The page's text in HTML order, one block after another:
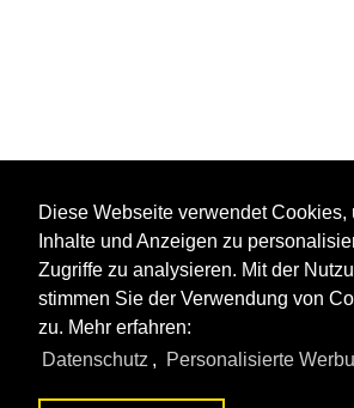
Diese Webseite verwendet Cookies,
Inhalte und Anzeigen zu
Zugriffe zu analysieren. Mit der
stimmen Sie der Verwendung von
zu. Mehr erfahren:
Datenschutz , Personalisierte